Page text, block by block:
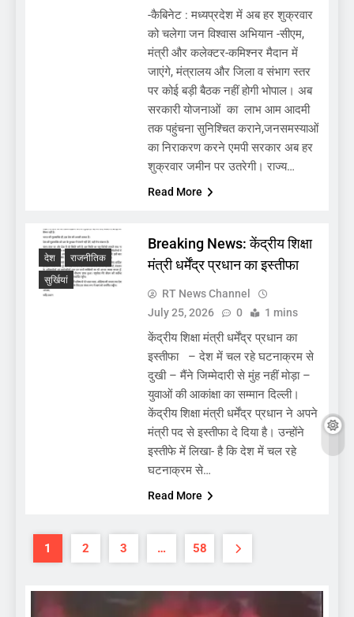
-कैबिनेट : मध्यप्रदेश में अब हर शुक्रवार
को चलेगा जन विश्वास अभियान -सीएम,
मंत्री और कलेक्टर-कमिश्नर मैदान में
जाएंगे, मंत्रालय और जिला व संभाग स्तर
पर कोई बड़ी बैठक नहीं होगी भोपाल। अब
सरकारी योजनाओं का लाभ आम आदमी
तक पहुंचना सुनिश्चित कराने,जनसमस्याओं
का निराकरण करने एमपी सरकार अब हर
शुक्रवार जमीन पर उतरेगी। राज्य…
Read More
देश
राजनीतिक
सुर्खियां
Breaking News: केंद्रीय शिक्षा
मंत्री धर्मेंद्र प्रधान का इस्तीफा
RT News Channel
July 25, 2026
0 1 mins
केंद्रीय शिक्षा मंत्री धर्मेंद्र प्रधान का
इस्तीफा – देश में चल रहे घटनाक्रम से
दुखी – मैंने जिम्मेदारी से मुंह नहीं मोड़ा –
युवाओं की आकांक्षा का सम्मान दिल्ली।
केंद्रीय शिक्षा मंत्री धर्मेंद्र प्रधान ने अपने
मंत्री पद से इस्तीफा दे दिया है। उन्होंने
इस्तीफे में लिखा- है कि देश में चल रहे
घटनाक्रम से…
Read More
1 2 3 … 58